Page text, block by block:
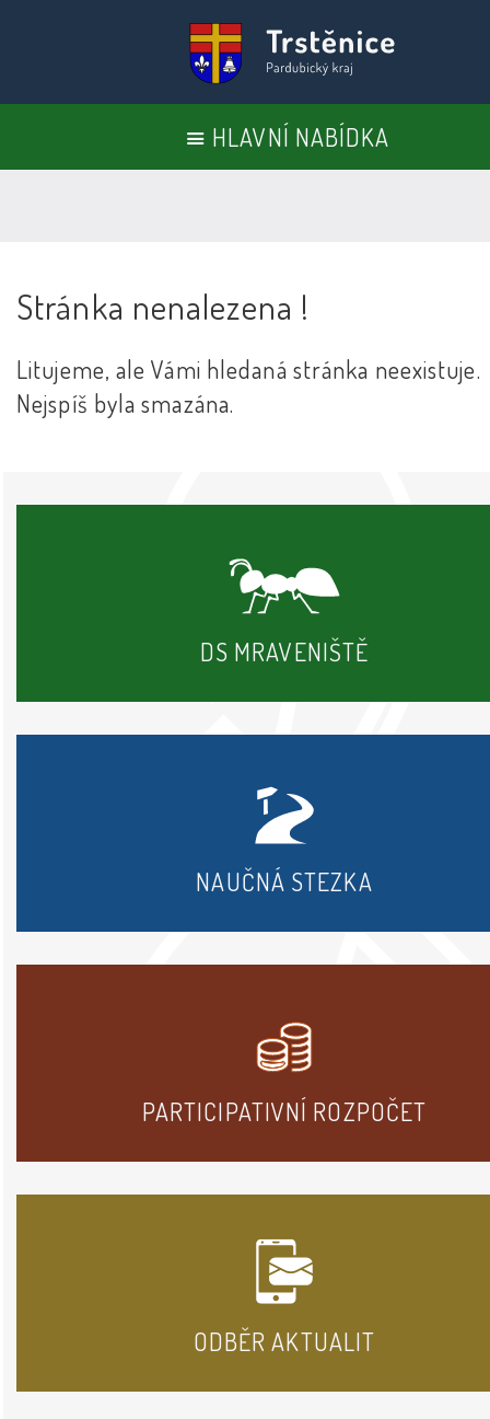
HLAVNÍ NABÍDKA
Stránka nenalezena !
Litujeme, ale Vámi hledaná stránka neexistuje.
Nejspíš byla smazána.
DS MRAVENIŠTĚ
NAUČNÁ STEZKA
PARTICIPATIVNÍ ROZPOČET
ODBĚR AKTUALIT